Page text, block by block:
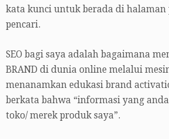
kata kunci untuk berada di halaman
pencari.
SEO bagi saya adalah bagaimana
BRAND di dunia online melalui
menanamkan edukasi brand
berkata bahwa “informasi yang
toko/ merek produk saya”.